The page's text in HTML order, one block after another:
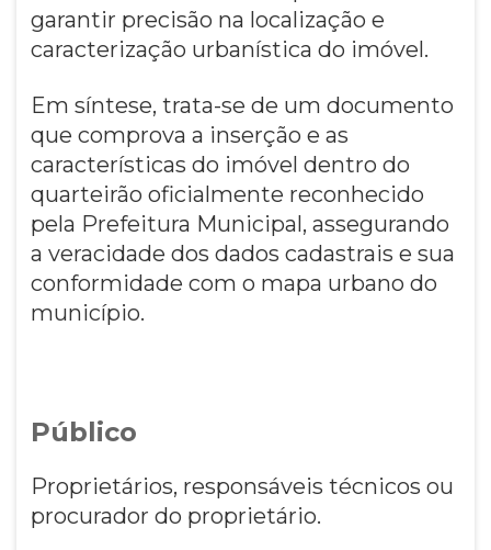
garantir precisão na localização e
caracterização urbanística do imóvel.
Em síntese, trata-se de um documento
que comprova a inserção e as
características do imóvel dentro do
quarteirão oficialmente reconhecido
pela Prefeitura Municipal, assegurando
a veracidade dos dados cadastrais e sua
conformidade com o mapa urbano do
município.
Público
Proprietários, responsáveis técnicos ou
procurador do proprietário.